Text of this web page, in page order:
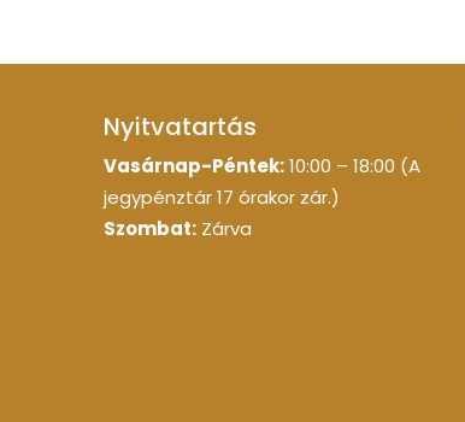
Nyitvatartás
Vasárnap-Péntek:10:00 – 18:00 (A
jegypénztár 17 órakor zár.)
Szombat: Zárva